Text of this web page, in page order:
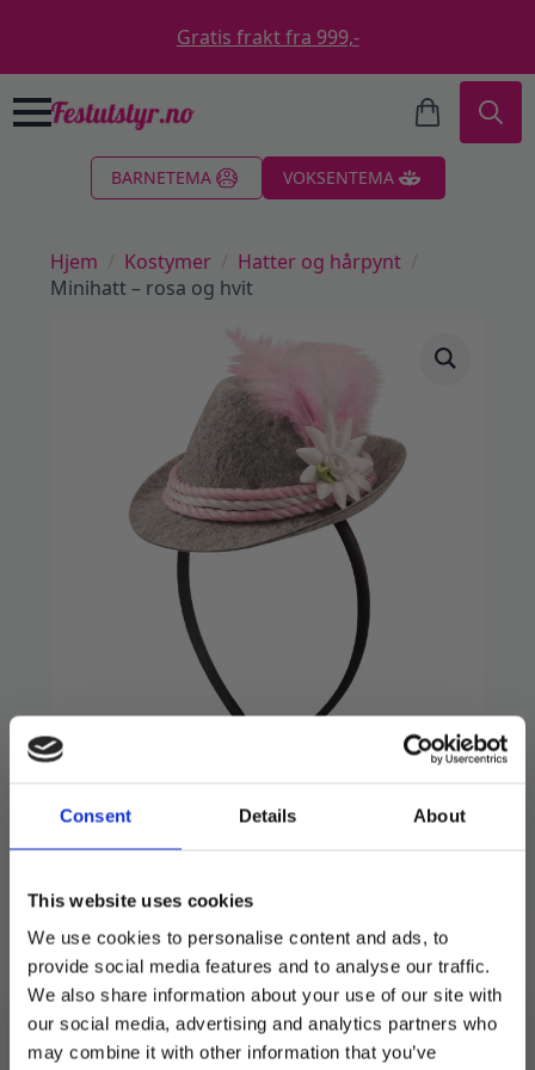
Consent Details About
This website uses cookies
We use cookies to personalise content and ads, to
provide social media features and to analyse our traffic.
We also share information about your use of our site with
our social media, advertising and analytics partners who
may combine it with other information that you’ve
Gratis frakt fra 999,-
BARNETEMA VOKSENTEMA
Hjem Kostymer
Hatter og hårpynt
Minihatt – rosa og hvit
Minihatt – rosa og hvit
79kr
Utsolgt
Produktnummer:
100072
Kategorier:Hatter og hårpynt, Kostymer
Stikkord: Oktoberfest